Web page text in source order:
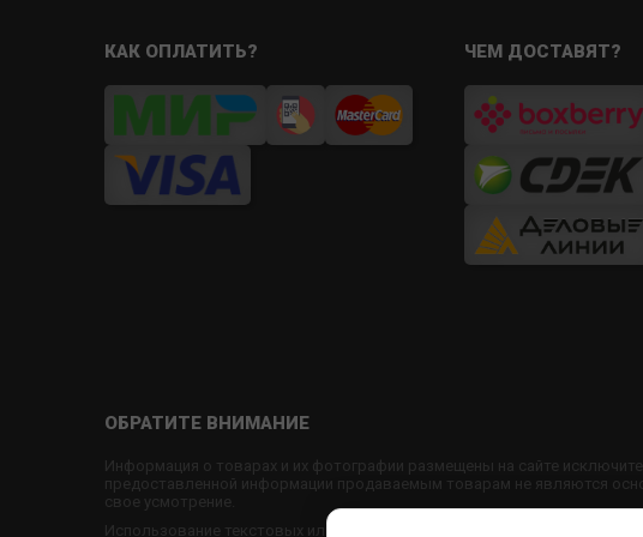
КАК ОПЛАТИТЬ? ЧЕМ ДОСТАВЯТ?
ОБРАТИТЕ ВНИМАНИЕ
Информация о товарах и их фотографии размещены на сайте
предоставленной информации продаваемым товарам не являются
свое усмотрение.
Использование текстовых или графических материалов с сайта